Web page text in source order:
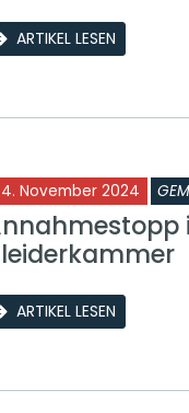
ARTIKEL LESEN
November 2024
ARTIKEL LESEN